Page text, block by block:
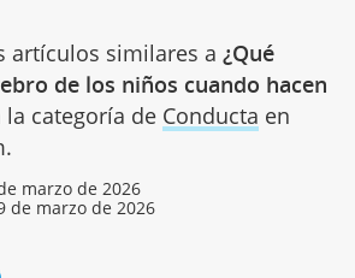
artículos similares a ¿Qué
de los niños cuando hacen
la categoría de Conducta en
marzo de 2026
de marzo de 2026